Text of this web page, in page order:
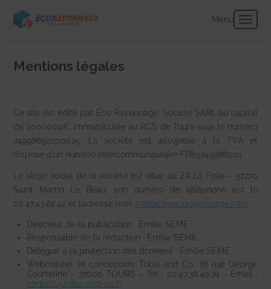
Menu
Mentions légales
Ce site est édité par Eco Rayonnage, Société SARL au capital
de 1000000€, immatriculée au RCS de Tours sous le numéro
74998650100015. La société est assujettie à la TVA et
dispose d’un numéro intercommunautaire FR89749986501.
Le siège social de la société est situé au ZA La Folie – 37270
Saint Martin Le Beau, son numéro de téléphone est le
02.47.43.82.42 et l’adresse mail contact@ecorayonnage.com
Directeur de la publication : Emilie SEME
Responsable de la rédaction : Emilie SEME
Délégué à la protection des données : Emilie SEME
Webmaster et conception: Tribu and Co, 76 rue George
Courteline – 37000 TOURS – Tél. : 02.47.38.49.74 – Email :
contact@tribu-and-co.fr